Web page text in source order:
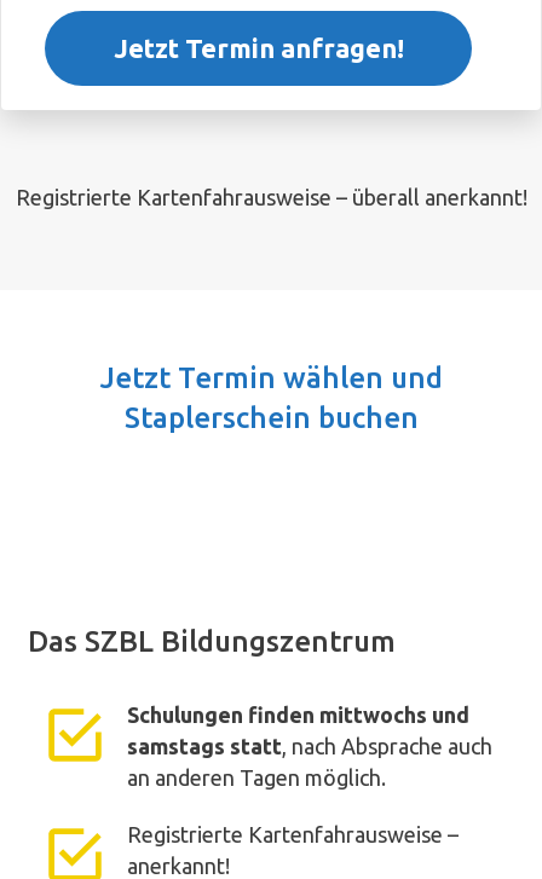
Jetzt Termin anfragen!
Registrierte Kartenfahrausweise – überall anerkannt!
Jetzt Termin wählen und
Staplerschein buchen
Das SZBL Bildungszentrum
Schulungen finden mittwochs und
samstags statt , nach Absprache auch
an anderen Tagen möglich.
Registrierte Kartenfahrausweise –
anerkannt!